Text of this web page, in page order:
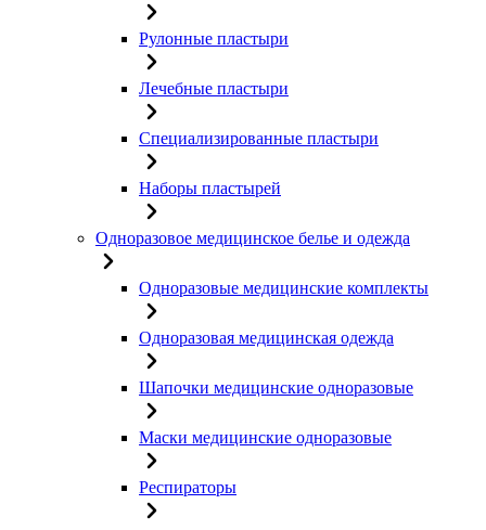
Рулонные пластыри
Лечебные пластыри
Специализированные пластыри
Наборы пластырей
Одноразовое медицинское белье и одежда
Одноразовые медицинские комплекты
Одноразовая медицинская одежда
Шапочки медицинские одноразовые
Маски медицинские одноразовые
Респираторы